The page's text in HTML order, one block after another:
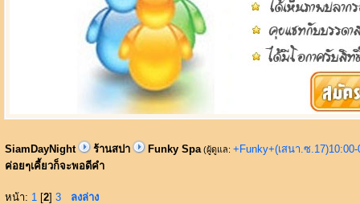
SiamDayNight ร้านสปา Funky Spa (ผู้ดูแล: +Funky+(เสนา.ซ
ค่อยๆเคี้ยวก็จะพอดีคำ
หน้า: 1 [2] 3 ลงล่าง